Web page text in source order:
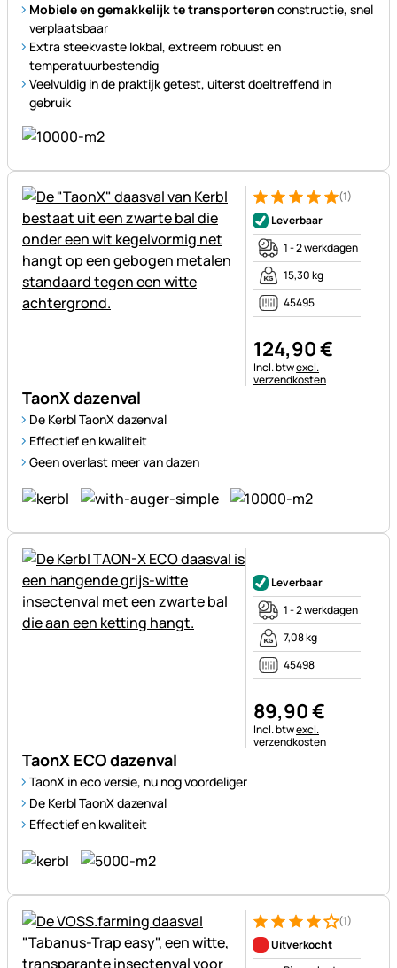
Mobiele en gemakkelijk te transporteren constructie, snel
verplaatsbaar
Extra steekvaste lokbal, extreem robuust en
temperatuurbestendig
Veelvuldig in de praktijk getest, uiterst doeltreffend in
gebruik
TaonX dazenval
De Kerbl TaonX dazenval
Effectief en kwaliteit
Geen overlast meer van dazen
Beoordeling: 5 van 5 (1
1 Bewertung
(1)
Leverbaar
1 - 2 werkdagen
15,30 kg
45495
124,90€
Belastinginformatie:
Incl. btwexcl.
verzendkosten
TaonX ECO dazenval
TaonX in eco versie, nu nog voordeliger
De Kerbl TaonX dazenval
Effectief en kwaliteit
Leverbaar
1 - 2 werkdagen
7,08 kg
45498
89,90€
Belastinginformatie:
Incl. btwexcl.
verzendkosten
Beoordeling: 4 van 5 (1
1 Bewertung
(1)
Uitverkocht